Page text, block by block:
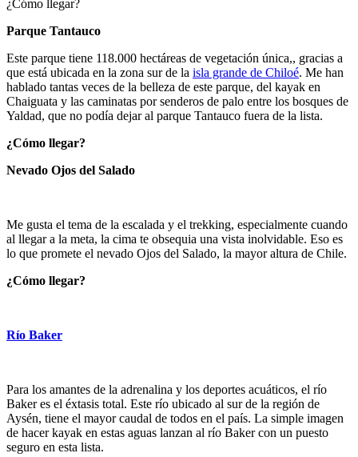
¿Cómo llegar?
Parque Tantauco
Este parque tiene 118.000 hectáreas de vegetación única,, gracias a
que está ubicada en la zona sur de la isla grande de Chiloé. Me han
hablado tantas veces de la belleza de este parque, del kayak en
Chaiguata y las caminatas por senderos de palo entre los bosques de
Yaldad, que no podía dejar al parque Tantauco fuera de la lista.
¿Cómo llegar?
Nevado Ojos del Salado
Me gusta el tema de la escalada y el trekking, especialmente cuando
al llegar a la meta, la cima te obsequia una vista inolvidable. Eso es
lo que promete el nevado Ojos del Salado, la mayor altura de Chile.
¿Cómo llegar?
Río Baker
Para los amantes de la adrenalina y los deportes acuáticos, el río
Baker es el éxtasis total. Este río ubicado al sur de la región de
Aysén, tiene el mayor caudal de todos en el país. La simple imagen
de hacer kayak en estas aguas lanzan al río Baker con un puesto
seguro en esta lista.